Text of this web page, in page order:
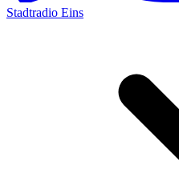
Stadtradio Eins